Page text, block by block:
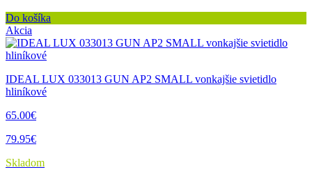
Do košíka
Akcia
IDEAL LUX 033013 GUN AP2 SMALL vonkajšie svietidlo
hliníkové
65.00€
79.95€
Skladom